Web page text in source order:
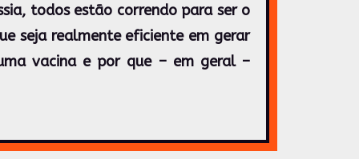
todos estão correndo para ser o
seja realmente eficiente em gerar
vacina e por que – em geral –